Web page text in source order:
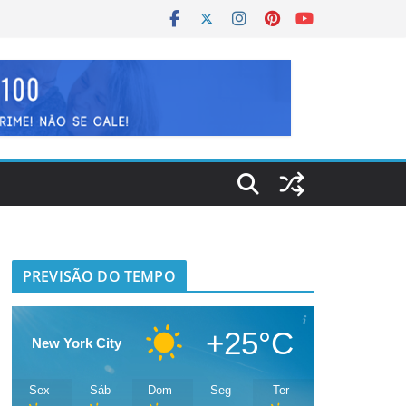
PREVISÃO DO TEMPO
New York City +25°C
Sex Sáb Dom Seg Ter